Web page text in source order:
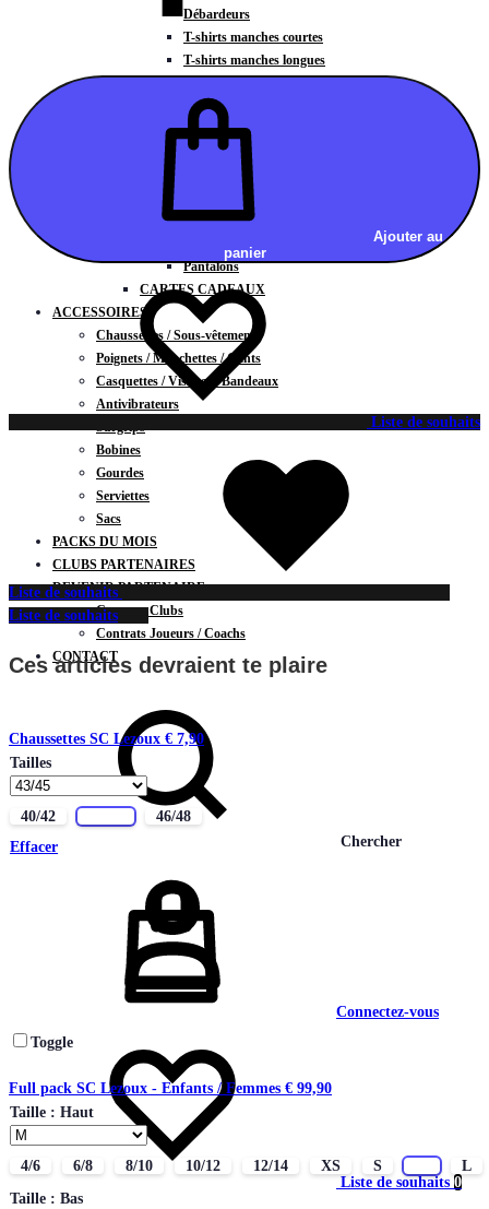
Débardeurs
T-shirts manches courtes
T-shirts manches longues
Sweats à capuche
Sweats à capuche zippé
Vestes
BAS
Shorts
Pantalons
CARTES CADEAUX
ACCESSOIRES
Chaussettes / Sous-vêtements
Poignets / Manchettes / Gants
Casquettes / Visières / Bandeaux
Antivibrateurs
Surgrips
Bobines
Gourdes
Serviettes
Sacs
PACKS DU MOIS
CLUBS PARTENAIRES
DEVENIR PARTENAIRE
Contrats Clubs
Contrats Joueurs / Coachs
CONTACT
Chercher
Connectez-vous
Liste de souhaits 0
Ajouter au
panier
Liste de souhaits
Liste de souhaits
Liste de souhaits
Ces articles devraient te plaire
Chaussettes SC Lezoux € 7,90
Tailles
40/42
46/48
Effacer
Toggle
Full pack SC Lezoux - Enfants / Femmes € 99,90
Taille : Haut
4/6 6/8 8/10 10/12 12/14 XS S
L
Taille : Bas